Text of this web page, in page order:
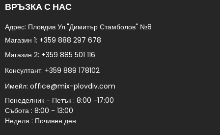
ВРЪЗКА С НАС
Адрес: Пловдив Ул."Димитър Стамболов" №8​
Магазин 1: +359 888 297 678
Магазин 2: +359 885 501 116
Консултант: +359 889 178102​
Имейл: office@mix-plovdiv.com
Понеделник - Петък : 8:00 -17:00
Събота : 8:00 - 13:00
Неделя : Почивен ден